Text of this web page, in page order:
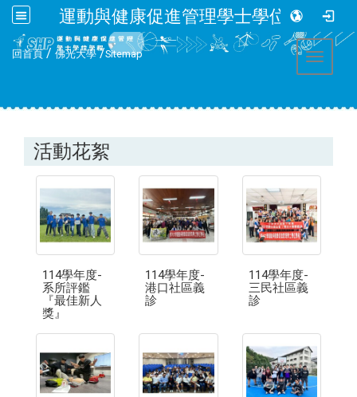
運動與健康促進管理學士學位學程
回首頁/ 佛光大學/Sitemap Toggle
活動花絮
114學年度-
系所評鑑
『最佳新人
獎』
114學年度-
港口社區義
診
114學年度-
三民社區義
診